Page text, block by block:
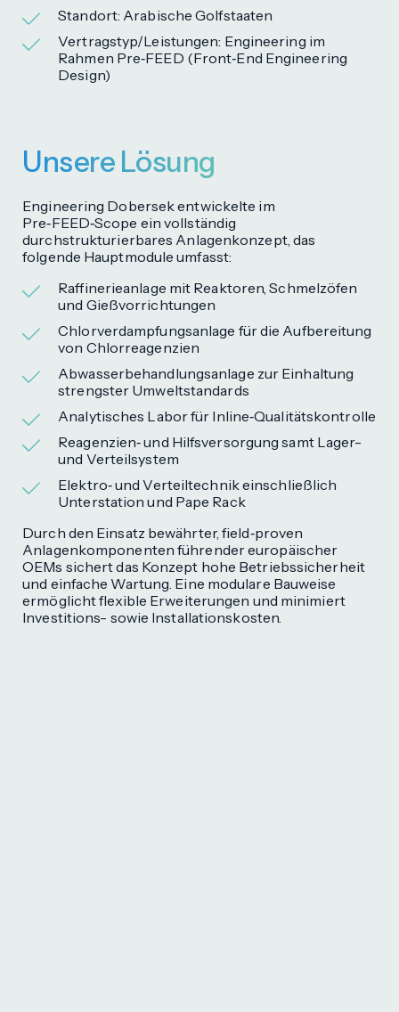
Standort: Arabische Golfstaaten
Vertragstyp/Leistungen: Engineering im
Rahmen Pre‑FEED (Front‑End Engineering
Design)
Unsere Lösung
Engineering Dobersek entwickelte im
Pre‑FEED‑Scope ein vollständig
durchstrukturierbares Anlagenkonzept, das
folgende Hauptmodule umfasst:
Raffinerie­anlage mit Reaktoren, Schmelzöfen
und Gießvorrichtungen
Chlorverdampfungsanlage für die Aufbereitung
von Chlorreagenzien
Abwasser­behandlungsanlage zur Einhaltung
strengster Umwelt­standards
Analytisches Labor für Inline‑Qualitätskontrolle
Reagenzien‑ und Hilfs­versorgung samt Lager-
und Verteilsystem
Elektro‑ und Verteil­technik einschließlich
Unter­station und Pape Rack
Durch den Einsatz bewährter, field‑proven
Anlagenkomponenten führender europäischer
OEMs sichert das Konzept hohe Betriebssicherheit
und einfache Wartung. Eine modulare Bauweise
ermöglicht flexible Erweiterungen und minimiert
Investitions- sowie Installationskosten.